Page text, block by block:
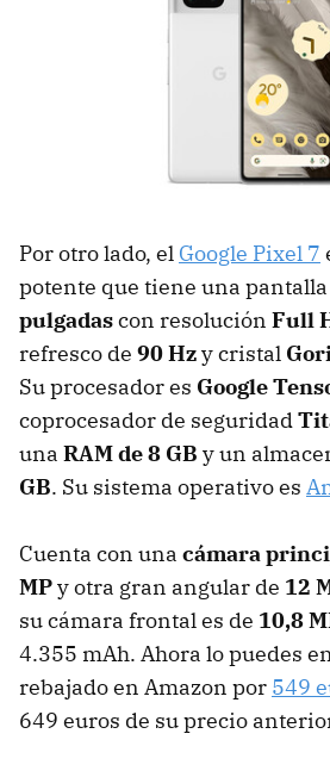
Por otro lado, el Google Pixel 7
potente que tiene una pantalla
pulgadascon resolución Full
refresco de 90 Hzy cristal
Su procesador es Google
coprocesador de seguridad
una RAM de 8 GB y un
GB. Su sistema operativo es
Cuenta con una cámara
MPy otra gran angular de 12
su cámara frontal es de 10,8
4.355 mAh. Ahora lo puedes
rebajado en Amazon por 549
649 euros de su precio